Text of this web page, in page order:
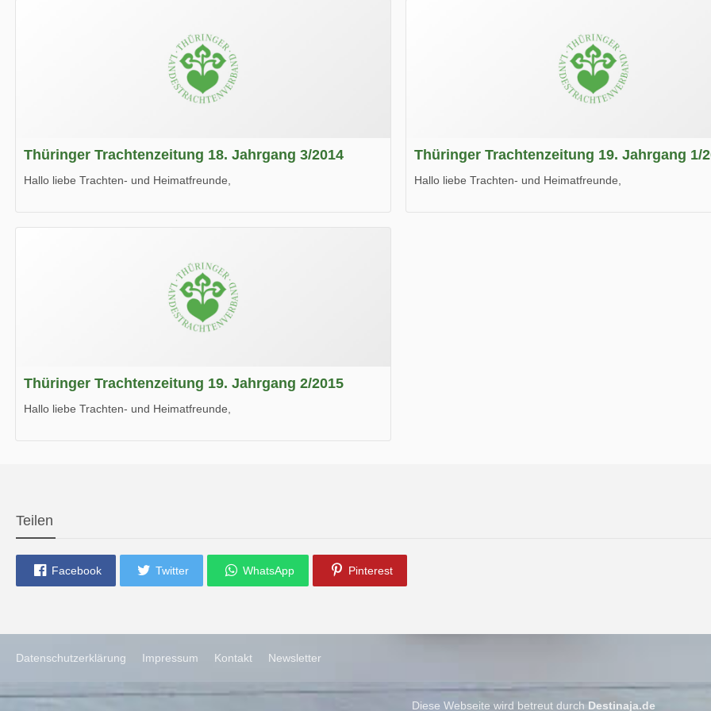
Thüringer Trachtenzeitung 18. Jahrgang 3/2014
Hallo liebe Trachten- und Heimatfreunde,
Wir wünschen Euch viel Spaß beim Lesen.
Thüringer Trachtenzeitung 19. Jahrgang 1/
Hallo liebe Trachten- und Heimatfreunde,
Thüringer Trachtenzeitung 19. Jahrgang 2/2015
Hallo liebe Trachten- und Heimatfreunde,
Teilen
Facebook Twitter WhatsApp Pinterest
Datenschutzerklärung Impressum Kontakt Newsletter
Diese Webseite wird betreut durch Destinaja.de